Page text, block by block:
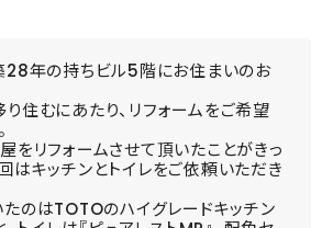
28年の持ちビル5階にお住まいのお
住むにあたり、リフォームをご希望
をリフォームさせて頂いたことがきっ
はキッチンとトイレをご依頼いただき
のはTOTOのハイグレードキッチン